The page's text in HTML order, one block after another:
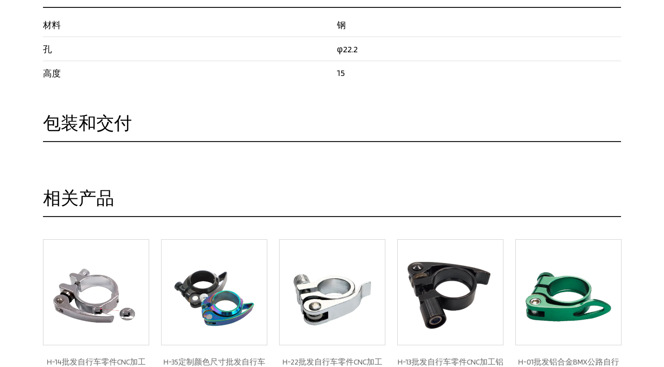
材料 钢
孔 φ22.2
高度 15
包装和交付
相关产品
行车零件CNC加工
H-35定制颜色尺寸批发自行车
H-22批发自行车零件CNC加工
H-13批发自行车零件CNC加工铝
H-01批发铝合金BMX公路自行
H-11 新设计自行车零件 cnc 加